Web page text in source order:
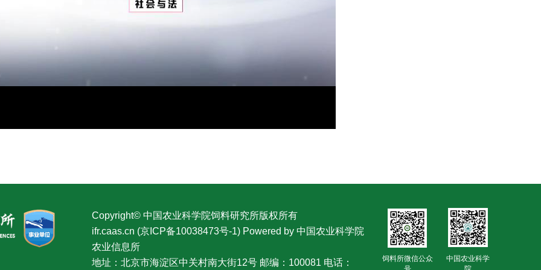
Video
饲料所微信公众
中国农业科学
Copyright© 中国农业科学院饲料研究所版权所有
ifr.caas.cn (京ICP备10038473号-1) Powered by 中国农业科学院
农业信息所
地址：北京市海淀区中关村南大街12号 邮编：100081 电话：